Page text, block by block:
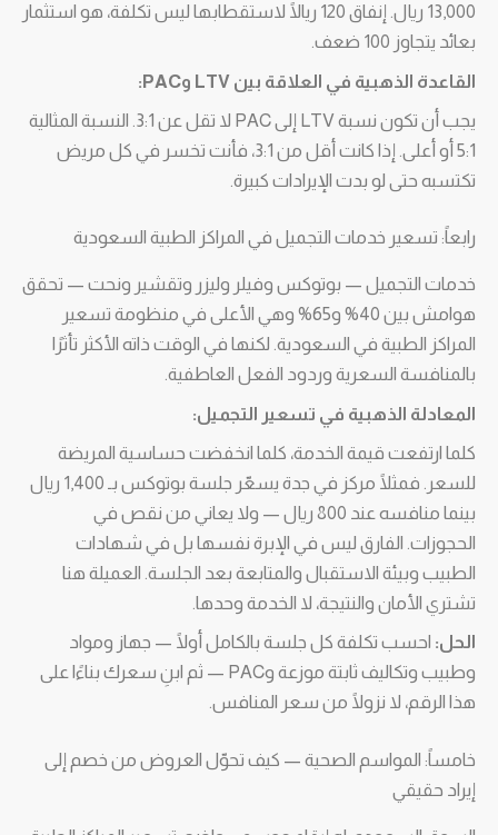
13,000 ريال. إنفاق 120 ريالًا لاستقطابها ليس تكلفة، هو استثمار
بعائد يتجاوز 100 ضعف.
القاعدة الذهبية في العلاقة بين LTV وPAC:
يجب أن تكون نسبة LTV إلى PAC لا تقل عن 3:1. النسبة المثالية
5:1 أو أعلى. إذا كانت أقل من 3:1، فأنت تخسر في كل مريض
تكتسبه حتى لو بدت الإيرادات كبيرة.
رابعاً: تسعير خدمات التجميل في المراكز الطبية السعودية
خدمات التجميل — بوتوكس وفيلر وليزر وتقشير ونحت — تحقق
هوامش بين 40% و65% وهي الأعلى في منظومة تسعير
المراكز الطبية في السعودية. لكنها في الوقت ذاته الأكثر تأثرًا
بالمنافسة السعرية وردود الفعل العاطفية.
المعادلة الذهبية في تسعير التجميل:
كلما ارتفعت قيمة الخدمة، كلما انخفضت حساسية المريضة
للسعر. فمثلًا مركز في جدة يسعّر جلسة بوتوكس بـ 1,400 ريال
بينما منافسه عند 800 ريال — ولا يعاني من نقص في
الحجوزات. الفارق ليس في الإبرة نفسها بل في شهادات
الطبيب وبيئة الاستقبال والمتابعة بعد الجلسة. العميلة هنا
تشتري الأمان والنتيجة، لا الخدمة وحدها.
الحل: احسب تكلفة كل جلسة بالكامل أولًا — جهاز ومواد
وطبيب وتكاليف ثابتة موزعة وPAC — ثم ابنِ سعرك بناءًا على
هذا الرقم، لا نزولًا من سعر المنافس.
خامساً: المواسم الصحية — كيف تحوّل العروض من خصم إلى
إيراد حقيقي